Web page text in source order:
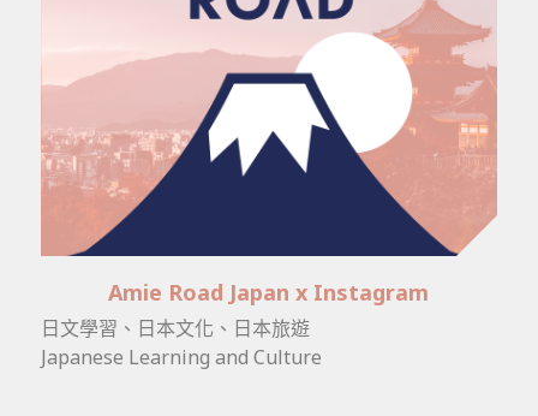
Amie Road Japan x Instagram
日文學習、日本文化、日本旅遊
Japanese Learning and Culture